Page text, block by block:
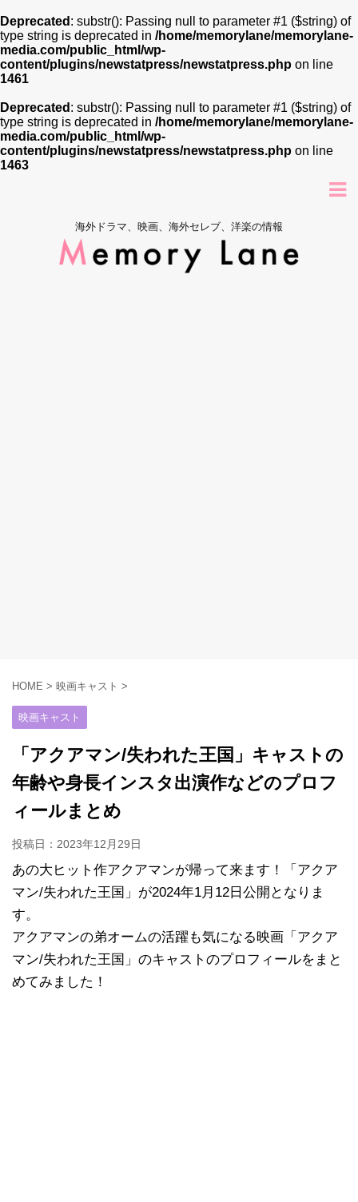
Deprecated : substr(): Passing null to parameter #1 ($string) of
type string is deprecated in /home/memorylane/memorylane-
media.com/public_html/wp-
content/plugins/newstatpress/newstatpress.php on line
1461
Deprecated : substr(): Passing null to parameter #1 ($string) of
type string is deprecated in /home/memorylane/memorylane-
media.com/public_html/wp-
content/plugins/newstatpress/newstatpress.php on line
1463
海外ドラマ、映画、海外セレブ、洋楽の情報
HOME > 映画キャスト >
映画キャスト
「アクアマン/失われた王国」キャストの
年齢や身長インスタ出演作などのプロフ
ィールまとめ
投稿日： 2023年12月29日
あの大ヒット作アクアマンが帰って来ます！「アクア
マン/失われた王国」が2024年1月12日公開となりま
す。
アクアマンの弟オームの活躍も気になる映画「アクア
マン/失われた王国」のキャストのプロフィールをまと
めてみました！